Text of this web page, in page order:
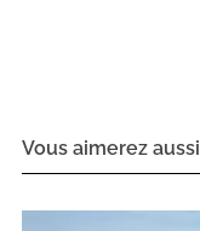
Vous aimerez aussi